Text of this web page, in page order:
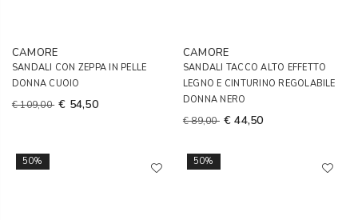
CAMORE
SANDALI CON ZEPPA IN PELLE
DONNA CUOIO
€ 109,00 € 54,50
CAMORE
SANDALI TACCO ALTO EFFETTO
LEGNO E CINTURINO REGOLABILE
DONNA NERO
€ 89,00 € 44,50
50% 50%